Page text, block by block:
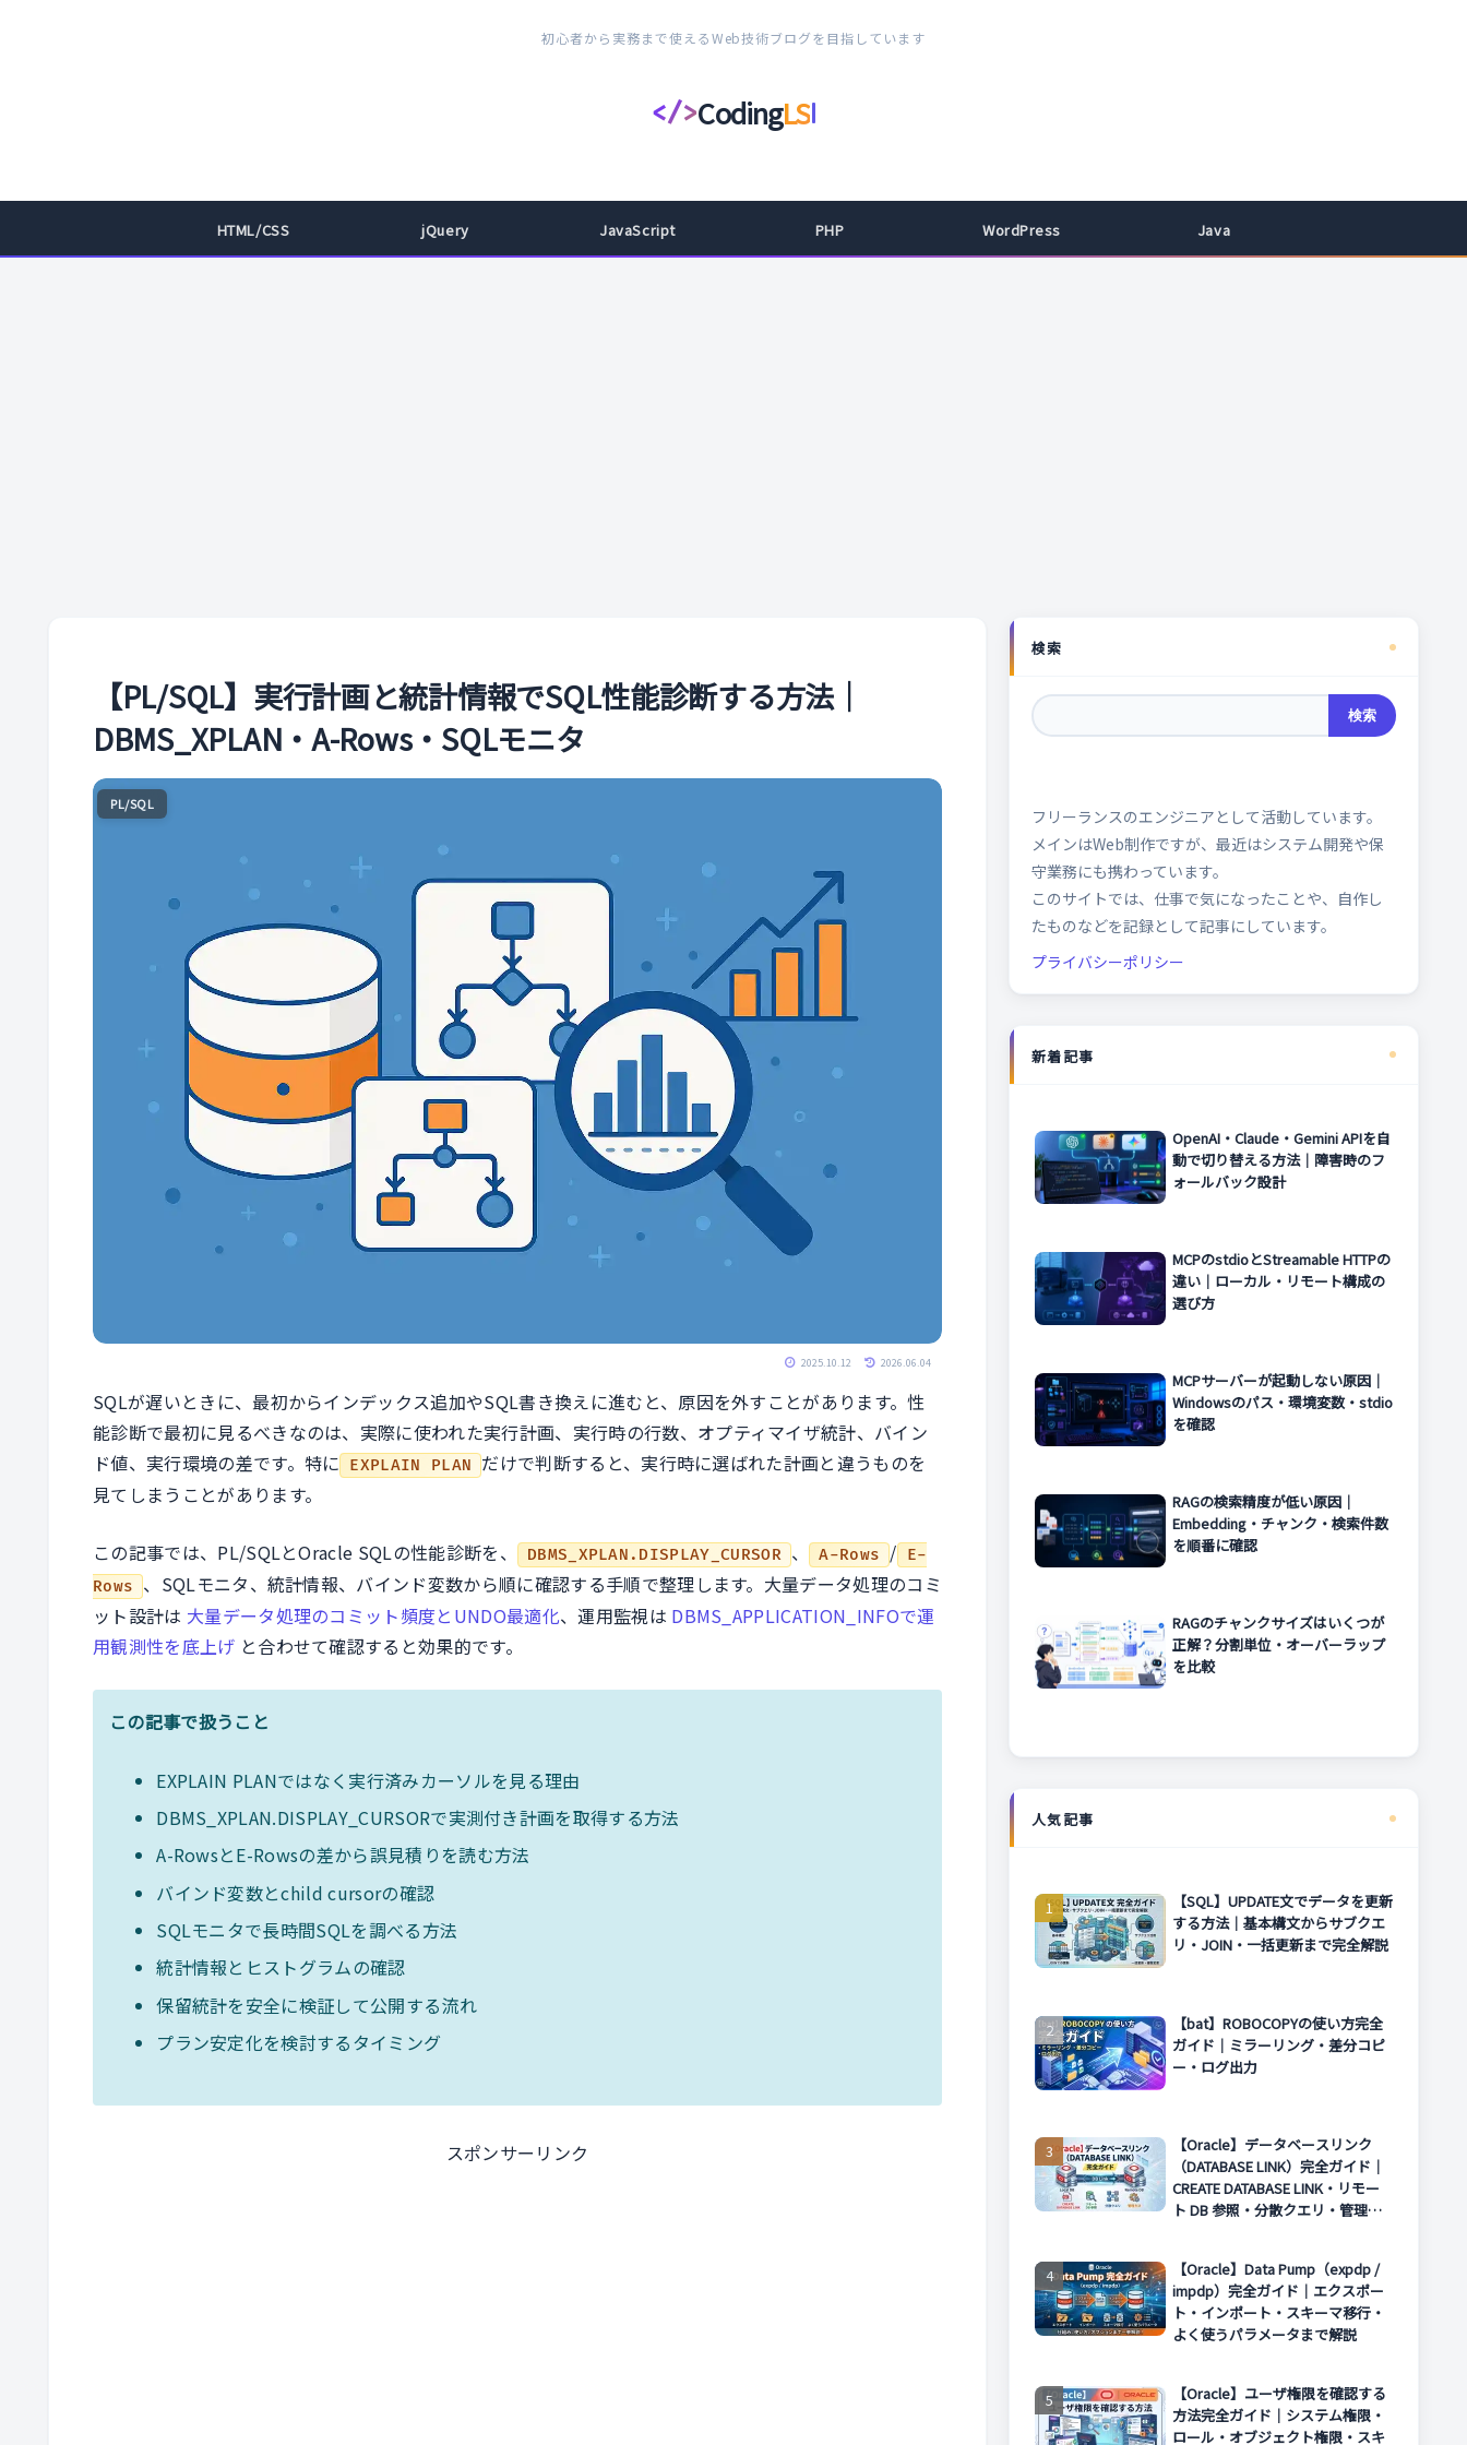
初心者から実務まで使えるWeb技術ブログを目指しています
</>CodingLS
コ
ィ
HTML/CSS jQuery JavaScript PHP WordPress Java
【PL/SQL】実行計画と統計情報でSQL性能診断する方法｜
DBMS_XPLAN・A-Rows・SQLモニタ
PL/SQL
2025.10.12 2026.06.04
SQLが遅いときに、最初からインデックス追加やSQL書き換えに進むと、原因を外すことがあります。性
能診断で最初に見るべきなのは、実際に使われた実行計画、実行時の行数、オプティマイザ統計、バイン
ド値、実行環境の差です。特に EXPLAIN PLAN
だけで判断すると、実行時に選ばれた計画と違うものを
見てしまうことがあります。
この記事では、PL/SQLとOracle SQLの性能診断を、 DBMS_XPLAN.DISPLAY_CURSOR 、 A-Rows /
E-
Rows
、SQLモニタ、統計情報、バインド変数から順に確認する手順で整理します。大量データ処理のコミ
ット設計は 大量データ処理のコミット頻度とUNDO最適化、運用監視は DBMS_APPLICATION_INFOで運
用観測性を底上げ と合わせて確認すると効果的です。
この記事で扱うこと
EXPLAIN PLANではなく実行済みカーソルを見る理由
DBMS_XPLAN.DISPLAY_CURSORで実測付き計画を取得する方法
A-RowsとE-Rowsの差から誤見積りを読む方法
バインド変数とchild cursorの確認
SQLモニタで長時間SQLを調べる方法
統計情報とヒストグラムの確認
保留統計を安全に検証して公開する流れ
プラン安定化を検討するタイミング
スポンサーリンク
検索
検索
フリーランスのエンジニアとして活動しています。
メインはWeb制作ですが、最近はシステム開発や保
守業務にも携わっています。
このサイトでは、仕事で気になったことや、自作し
たものなどを記録として記事にしています。
プライバシーポリシー
新着記事
OpenAI・Claude・Gemini APIを自
動で切り替える方法｜障害時のフ
ォールバック設計
MCPのstdioとStreamable HTTPの
違い｜ローカル・リモート構成の
選び方
MCPサーバーが起動しない原因｜
Windowsのパス・環境変数・stdio
を確認
RAGの検索精度が低い原因｜
Embedding・チャンク・検索件数
を順番に確認
RAGのチャンクサイズはいくつが
正解？分割単位・オーバーラップ
を比較
人気記事
【SQL】UPDATE文でデータを更新
する方法｜基本構文からサブクエ
リ・JOIN・一括更新まで完全解説
【bat】ROBOCOPYの使い方完全
ガイド｜ミラーリング・差分コピ
ー・ログ出力
【Oracle】データベースリンク
（DATABASE LINK）完全ガイド｜
CREATE DATABASE LINK・リモー
ト DB 参照・分散クエリ・管理方
【Oracle】Data Pump（expdp /
impdp）完全ガイド｜エクスポー
ト・インポート・スキーマ移行・
よく使うパラメータまで解説
【Oracle】ユーザ権限を確認する
方法完全ガイド｜システム権限・
ロール・オブジェクト権限・スキ